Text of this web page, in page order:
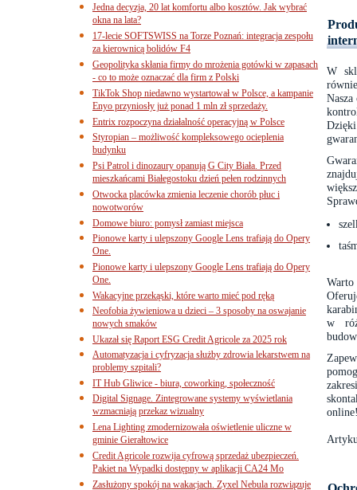
W
Warto
w
Jedna decyzja, 20 lat komfortu albo kosztów. Jak wybrać
okna na lata?
17-lecie SOFTSWISS na Torze Poznań: integracja zespołu
za kierownicą bolidów F4
Geopolityka skłania firmy do mrożenia gotówki w zapasach
- co to może oznaczać dla firm z Polski
TikTok Shop niedawno wystartował w Polsce, a kampanie
Enyo przyniosły już ponad 1 mln zł sprzedaży.
Entrix rozpoczyna działalność operacyjną w Polsce
Styropian – możliwość kompleksowego ocieplenia
budynku
Psi Patrol i dinozaury opanują G City Biała. Przed
mieszkańcami Białegostoku dzień pełen rodzinnych
Otwocka placówka zmienia leczenie chorób płuc i
nowotworów
Domowe biuro: pomysł zamiast miejsca
Pionowe karty i ulepszony Google Lens trafiają do Opery
One.
Pionowe karty i ulepszony Google Lens trafiają do Opery
One.
Wakacyjne przekąski, które warto mieć pod ręką
Neofobia żywieniowa u dzieci – 3 sposoby na oswajanie
nowych smaków
Ukazał się Raport ESG Credit Agricole za 2025 rok
Automatyzacja i cyfryzacja służby zdrowia lekarstwem na
problemy szpitali?
IT Hub Gliwice - biura, coworking, społeczność
Digital Signage. Zintegrowane systemy wyświetlania
wzmacniają przekaz wizualny
Lena Lighting zmodernizowała oświetlenie uliczne w
gminie Gierałtowice
Credit Agricole rozwija cyfrową sprzedaż ubezpieczeń.
Pakiet na Wypadki dostępny w aplikacji CA24 Mo
Zasłużony spokój na wakacjach. Zyxel Nebula rozwiązuje